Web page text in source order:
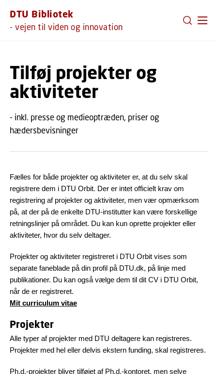
DTU Bibliotek
- vejen til viden og innovation
Tilføj projekter og
aktiviteter
- inkl. presse og medieoptræden, priser og
hædersbevisninger
Fælles for både projekter og aktiviteter er, at du selv skal
registrere dem i DTU Orbit. Der er intet officielt krav om
registrering af projekter og aktiviteter, men vær opmærksom
på, at der på de enkelte DTU-institutter kan være forskellige
retningslinjer på området. Du kan kun oprette projekter eller
aktiviteter, hvor du selv deltager.
Projekter og aktiviteter registreret i DTU Orbit vises som
separate faneblade på din profil på DTU.dk, på linje med
publikationer. Du kan også vælge dem til dit CV i DTU Orbit,
når de er registreret.
Mit curriculum vitae
Projekter
Alle typer af projekter med DTU deltagere kan registreres.
Projekter med hel eller delvis ekstern funding, skal registreres.
Ph.d.-projekter bliver tilføjet af Ph.d.-kontoret, men selve